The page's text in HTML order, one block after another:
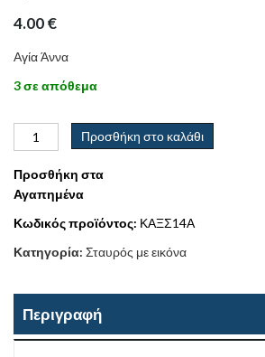
4.00€
Αγία Άννα
3 σε απόθεμα
Προσθήκη στο καλάθι
Προσθήκη στα
Αγαπημένα
Κωδικός προϊόντος: ΚΑΞΣ14Α
Κατηγορία: Σταυρός με εικόνα
Περιγραφή